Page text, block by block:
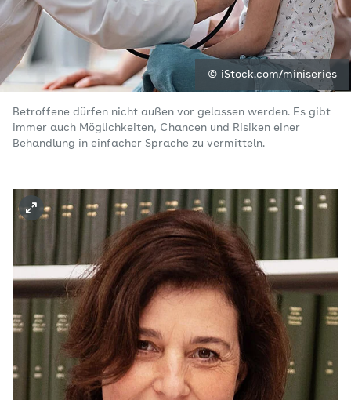
© iStock.com/miniseries
Betroffene dürfen nicht außen vor gelassen werden. Es gibt
immer auch Möglichkeiten, Chancen und Risiken einer
Behandlung in einfacher Sprache zu vermitteln.